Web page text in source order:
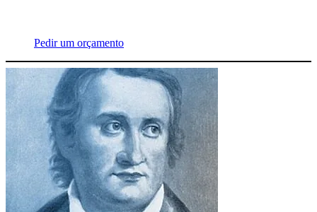
Pedir um orçamento